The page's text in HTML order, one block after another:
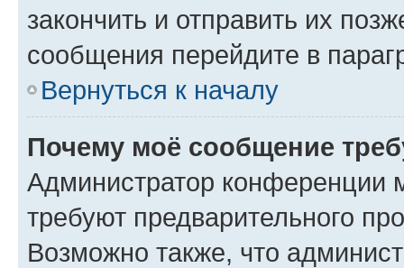
закончить и отправить их
сообщения перейдите в
Вернуться к началу
Почему моё сообщение
Администратор конференции
требуют предварительного
Возможно также, что